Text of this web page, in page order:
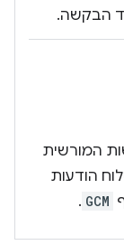
הבקשה.
המורשית
הודעות
GCM
.